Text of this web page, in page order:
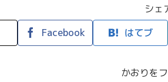
シェ
Facebook はてブ
かおりを